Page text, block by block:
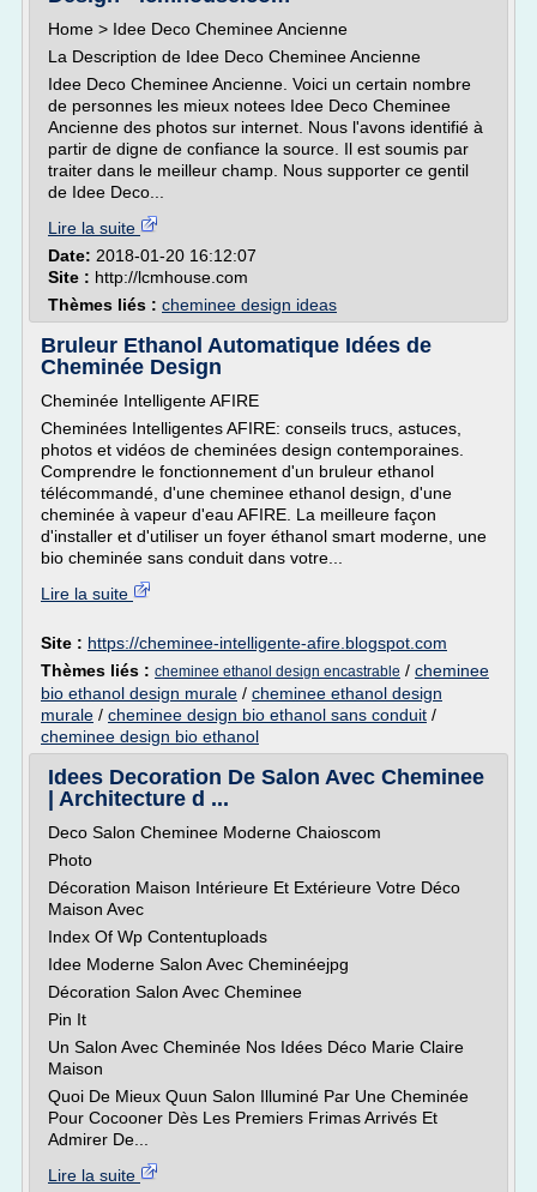
Home > Idee Deco Cheminee Ancienne
La Description de Idee Deco Cheminee Ancienne
Idee Deco Cheminee Ancienne. Voici un certain nombre
de personnes les mieux notees Idee Deco Cheminee
Ancienne des photos sur internet. Nous l'avons identifié à
partir de digne de confiance la source. Il est soumis par
traiter dans le meilleur champ. Nous supporter ce gentil
de Idee Deco...
Lire la suite
Date: 2018-01-20 16:12:07
Site : http://lcmhouse.com
Thèmes liés : cheminee design ideas
Bruleur Ethanol Automatique Idées de
Cheminée Design
Cheminée Intelligente AFIRE
Cheminées Intelligentes AFIRE: conseils trucs, astuces,
photos et vidéos de cheminées design contemporaines.
Comprendre le fonctionnement d'un bruleur ethanol
télécommandé, d'une cheminee ethanol design, d'une
cheminée à vapeur d'eau AFIRE. La meilleure façon
d'installer et d'utiliser un foyer éthanol smart moderne, une
bio cheminée sans conduit dans votre...
Lire la suite
Site : https://cheminee-intelligente-afire.blogspot.com
Thèmes liés : cheminee ethanol design encastrable / cheminee
bio ethanol design murale / cheminee ethanol design
murale / cheminee design bio ethanol sans conduit /
cheminee design bio ethanol
Idees Decoration De Salon Avec Cheminee
| Architecture d ...
Deco Salon Cheminee Moderne Chaioscom
Photo
Décoration Maison Intérieure Et Extérieure Votre Déco
Maison Avec
Index Of Wp Contentuploads
Idee Moderne Salon Avec Cheminéejpg
Décoration Salon Avec Cheminee
Pin It
Un Salon Avec Cheminée Nos Idées Déco Marie Claire
Maison
Quoi De Mieux Quun Salon Illuminé Par Une Cheminée
Pour Cocooner Dès Les Premiers Frimas Arrivés Et
Admirer De...
Lire la suite